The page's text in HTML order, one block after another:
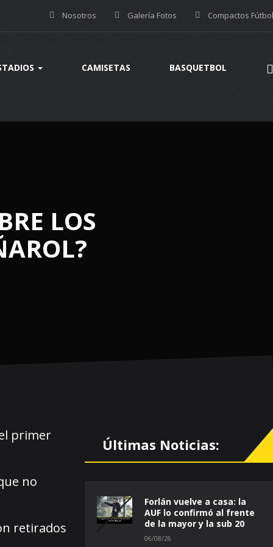
Nosotros Galería Fotos Compactos Fútbol
CAMISETAS BASQUETBOL
LOS
primer
no
retirados
Últimas Noticias:
Forlán vuelve a casa: la
AUF lo confirmó al frente
de la mayor y la sub 20
06/08/26